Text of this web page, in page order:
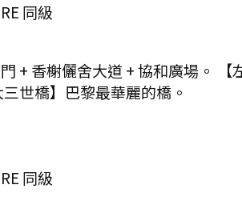
同級
+ 香榭儷舍大道 + 協和廣場。
世橋】巴黎最華麗的橋。
同級